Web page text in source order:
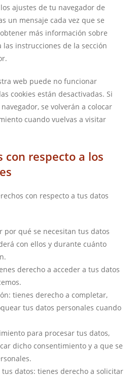
ajustes de tu navegador de
un mensaje cada vez que se
más información sobre
las instrucciones de la sección
web puede no funcionar
cookies están desactivadas. Si
se volverán a colocar
cuando vuelvas a visitar
con respecto a los
con respecto a tus datos
por qué se necesitan tus datos
con ellos y durante cuánto
derecho a acceder a tus datos
tienes derecho a completar,
tus datos personales cuando
para procesar tus datos,
dicho consentimiento y a que se
tus datos: tienes derecho a solicitar